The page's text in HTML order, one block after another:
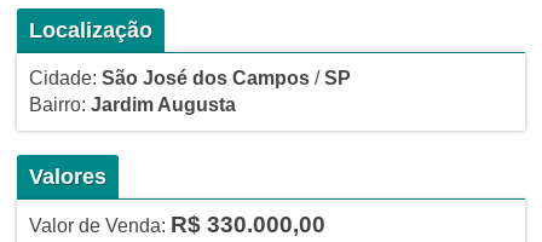
Localização
Cidade: São José dos Campos/SP
Bairro: Jardim Augusta
Valores
Valor de Venda: R$ 330.000,00